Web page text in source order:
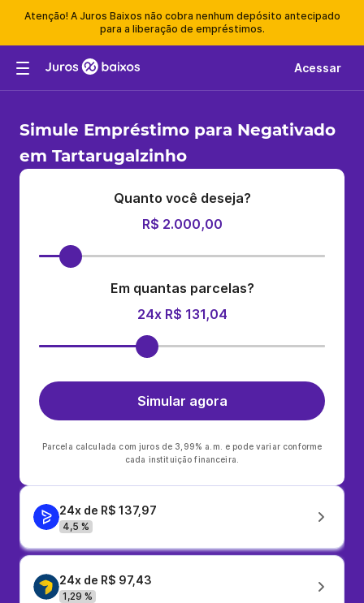
Atenção! A Juros Baixos não cobra nenhum depósito antecipado
para a liberação de empréstimos.
Acessar
Simule Empréstimo para Negativado
em Tartarugalzinho
Quanto você deseja?
R$ 2.000,00
Em quantas parcelas?
24x R$ 131,04
Simular agora
Parcela calculada com juros de 3,99% a.m. e pode variar conforme
cada instituição financeira.
24x de R$ 137,97
4,5 %
24x de R$ 97,43
1,29 %